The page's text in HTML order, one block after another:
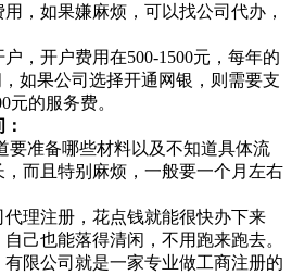
，如果嫌麻烦，可以找公司代办，
，开户费用在500-1500元，每年的
如果公司选择开通网银，则需要支
元的服务费。
要准备哪些材料以及不知道具体流
而且特别麻烦，一般要一个月左右
理注册，花点钱就能很快办下来
己也能落得清闲，不用跑来跑去。
限公司就是一家专业做工商注册的